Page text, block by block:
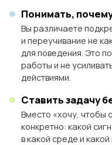
Понимать,
Вы различаете
и переучивание не
для поведения. Это
работы и не
действиями.
Ставить задачу
Вместо «хочу, чтобы
конкретно: какой
в какой среде и